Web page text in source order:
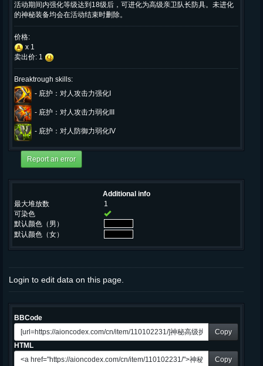
活动期间内强化等级达到18级后，可进化为高级亲卫队长防具。未进化
的神秘装备均会在活动结束时删除。
价格:
x 1
卖出价: 1
Breaktrough skills:
- 庇护：对人攻击力强化I
- 庇护：对人攻击力弱化III
- 庇护：对人防御力弱化IV
Additional info
最大堆放数
1
可染色
默认颜色（男）
默认颜色（女）
Login to edit data on this page.
BBCode
Copy
HTML
Copy